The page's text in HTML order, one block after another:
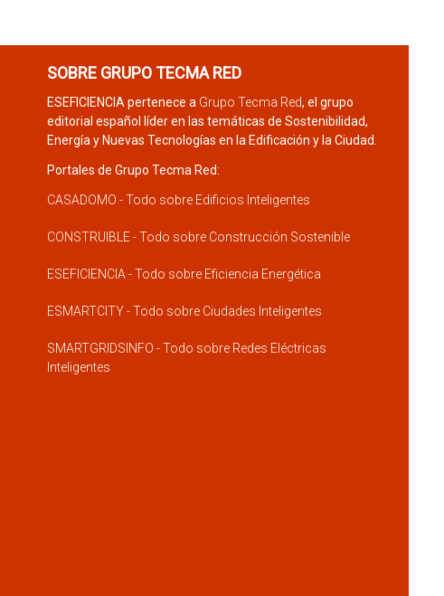
SOBRE GRUPO TECMA RED
ESEFICIENCIA pertenece a Grupo Tecma Red, el grupo
editorial español líder en las temáticas de Sostenibilidad,
Energía y Nuevas Tecnologías en la Edificación y la Ciudad.
Portales de Grupo Tecma Red:
CASADOMO - Todo sobre Edificios Inteligentes
CONSTRUIBLE - Todo sobre Construcción Sostenible
ESEFICIENCIA - Todo sobre Eficiencia Energética
ESMARTCITY - Todo sobre Ciudades Inteligentes
SMARTGRIDSINFO - Todo sobre Redes Eléctricas
Inteligentes